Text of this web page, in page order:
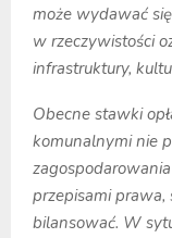
może wydawać
w rzeczywistości
infrastruktury,
Obecne stawki
komunalnymi nie
przepisami
bilansować. W